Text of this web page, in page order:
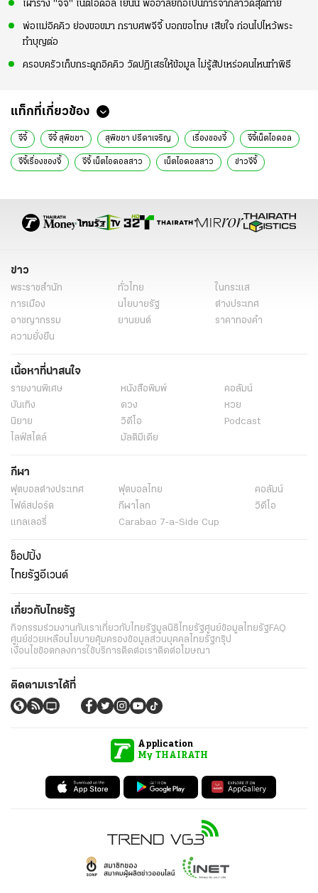
เผาร่าง "จีจี้" เน็ตไอดอล เย็นนี้ พ่ออาลัยถือเป็นการจากลาวัดสุดท้าย
พ่อแม่อิคคิว ย่องขอขมา กราบศพจีจี้ บอกขอโทษ เสียใจ ก่อนไปไหว้พระ
ทำบุญต่อ
ครอบครัวเก็บกระดูกอิคคิว วัดปฏิเสธให้ข้อมูล ไม่รู้สัปเหร่อคนไหนทำพิธี
แท็กที่เกี่ยวข้อง
จีจี้ จีจี้ สุพิชชา สุพิชชา ปรีดาเจริญ เรื่องของจี้ จีจี้เน็ตไอดอล
จีจี้เรื่องของจี้ จีจี้ เน็ตไอดอลสาว เน็ตไอดอลสาว ข่าวจีจี้
ข่าวทั่วไป
ข่าว
พระราชสำนัก ทั่วไทย
ในกระแส
การเมือง
นโยบายรัฐ
ต่างประเทศ
อาชญากรรม
ยานยนต์
ราคาทองคำ
ความยั่งยืน
เนื้อหาที่น่าสนใจ
รายงานพิเศษ หนังสือพิมพ์
คอลัมน์
บันเทิง
ดวง
หวย
นิยาย
วิดีโอ
Podcast
ไลฟ์สไตล์
มัลติมีเดีย
กีฬา
ฟุตบอลต่่างประเทศ ฟุตบอลไทย
คอลัมน์
ไฟต์สปอร์ต
กีฬาโลก
วิดีโอ
แกลเลอรี่
Carabao 7-a-Side Cup
ช็อปปิ้ง
ไทยรัฐอีเวนต์
เกี่ยวกับไทยรัฐ
กิจกรรมร่วมงานกับเราเกี่ยวกับไทยรัฐมูลนิธิไทยรัฐศูนย์ข้อมูลไทยรัฐFAQ
ศูนย์ช่วยเหลือนโยบายคุ้มครองข้อมูลส่วนบุคคลไทยรัฐกรุ๊ป
เงื่อนไขข้อตกลงการใช้บริการติดต่อเราติดต่อโฆษณา
ติดตามเราได้ที่
Application
My THAIRATH